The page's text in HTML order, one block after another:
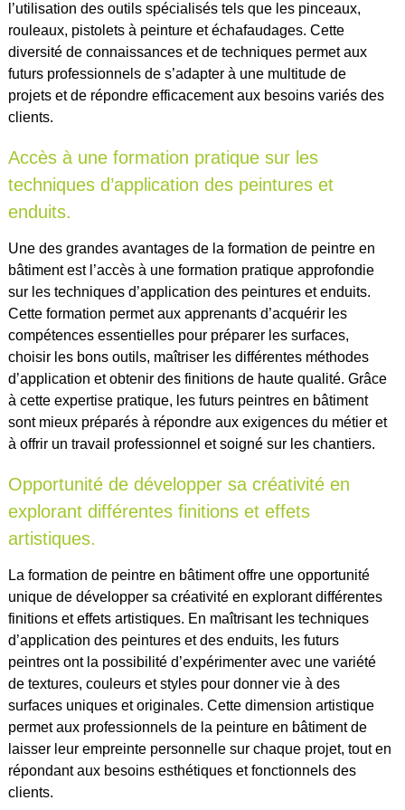
l’utilisation des outils spécialisés tels que les pinceaux,
rouleaux, pistolets à peinture et échafaudages. Cette
diversité de connaissances et de techniques permet aux
futurs professionnels de s’adapter à une multitude de
projets et de répondre efficacement aux besoins variés des
clients.
Accès à une formation pratique sur les
techniques d’application des peintures et
enduits.
Une des grandes avantages de la formation de peintre en
bâtiment est l’accès à une formation pratique approfondie
sur les techniques d’application des peintures et enduits.
Cette formation permet aux apprenants d’acquérir les
compétences essentielles pour préparer les surfaces,
choisir les bons outils, maîtriser les différentes méthodes
d’application et obtenir des finitions de haute qualité. Grâce
à cette expertise pratique, les futurs peintres en bâtiment
sont mieux préparés à répondre aux exigences du métier et
à offrir un travail professionnel et soigné sur les chantiers.
Opportunité de développer sa créativité en
explorant différentes finitions et effets
artistiques.
La formation de peintre en bâtiment offre une opportunité
unique de développer sa créativité en explorant différentes
finitions et effets artistiques. En maîtrisant les techniques
d’application des peintures et des enduits, les futurs
peintres ont la possibilité d’expérimenter avec une variété
de textures, couleurs et styles pour donner vie à des
surfaces uniques et originales. Cette dimension artistique
permet aux professionnels de la peinture en bâtiment de
laisser leur empreinte personnelle sur chaque projet, tout en
répondant aux besoins esthétiques et fonctionnels des
clients.